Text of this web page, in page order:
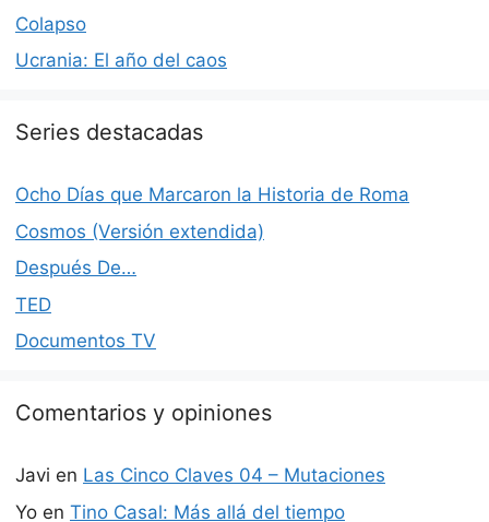
Colapso
Ucrania: El año del caos
Series destacadas
Ocho Días que Marcaron la Historia de Roma
Cosmos (Versión extendida)
Después De…
TED
Documentos TV
Comentarios y opiniones
Javi en Las Cinco Claves 04 – Mutaciones
Yo en Tino Casal: Más allá del tiempo